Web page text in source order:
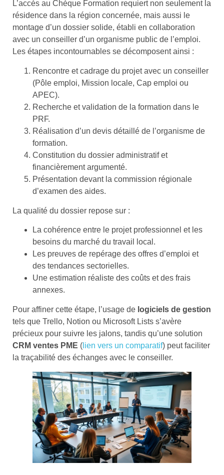
L’accès au Chèque Formation requiert non seulement la
résidence dans la région concernée, mais aussi le
montage d’un dossier solide, établi en collaboration
avec un conseiller d’un organisme public de l’emploi.
Les étapes incontournables se décomposent ainsi :
Rencontre et cadrage du projet avec un conseiller
(Pôle emploi, Mission locale, Cap emploi ou
APEC).
Recherche et validation de la formation dans le
PRF.
Réalisation d’un devis détaillé de l’organisme de
formation.
Constitution du dossier administratif et
financièrement argumenté.
Présentation devant la commission régionale
d’examen des aides.
La qualité du dossier repose sur :
La cohérence entre le projet professionnel et les
besoins du marché du travail local.
Les preuves de repérage des offres d’emploi et
des tendances sectorielles.
Une estimation réaliste des coûts et des frais
annexes.
Pour affiner cette étape, l’usage de logiciels de gestion
tels que Trello, Notion ou Microsoft Lists s’avère
précieux pour suivre les jalons, tandis qu’une solution
CRM ventes PME ( lien vers un comparatif) peut faciliter
la traçabilité des échanges avec le conseiller.